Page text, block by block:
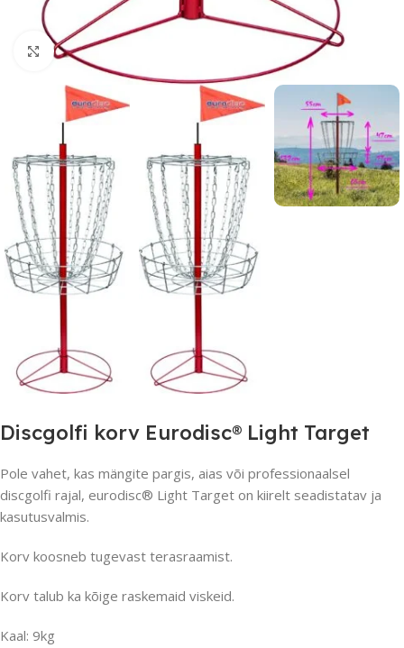
Suurendamiseks klõpsake
Discgolfi korv Eurodisc® Light Target
Pole vahet, kas mängite pargis, aias või professionaalsel
discgolfi rajal, eurodisc® Light Target on kiirelt seadistatav ja
kasutusvalmis.
Korv koosneb tugevast terasraamist.
Korv talub ka kõige raskemaid viskeid.
Kaal: 9kg